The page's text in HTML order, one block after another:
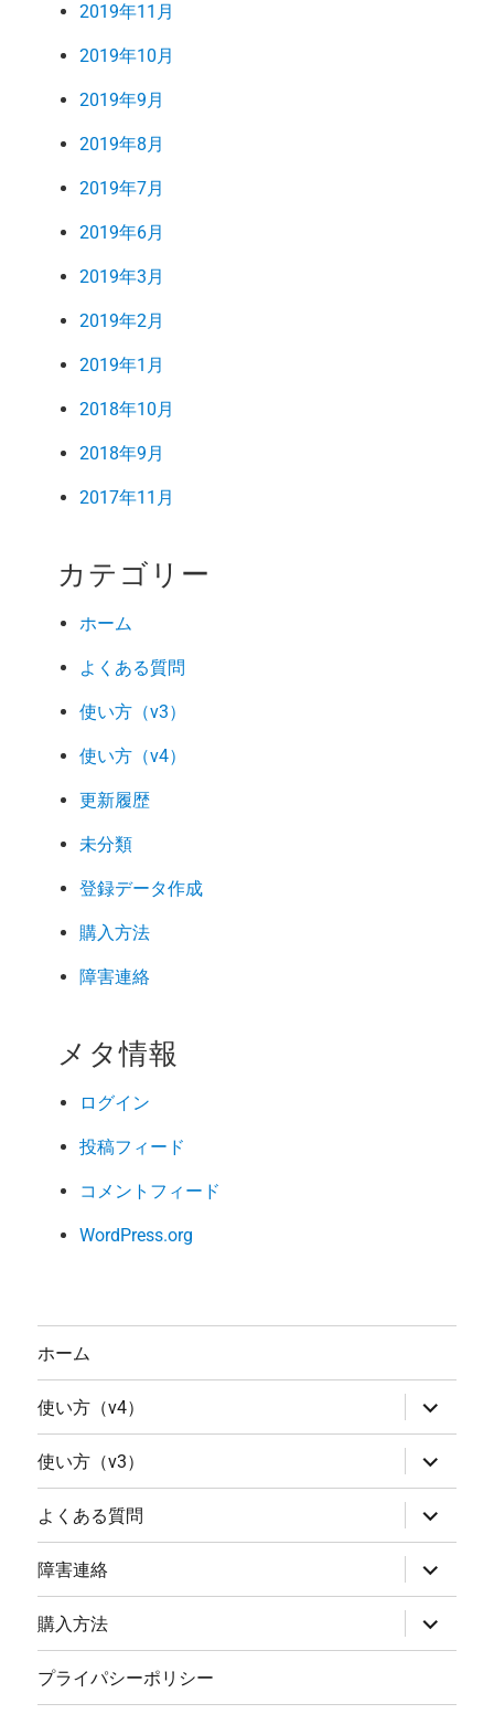
2019年11月
2019年10月
2019年9月
2019年8月
2019年7月
2019年6月
2019年3月
2019年2月
2019年1月
2018年10月
2018年9月
2017年11月
カテゴリー
ホーム
よくある質問
使い方（v3）
使い方（v4）
更新履歴
未分類
登録データ作成
購入方法
障害連絡
メタ情報
ログイン
投稿フィード
コメントフィード
WordPress.org
ホーム
使い方（v4）
ブ
メ
ニ
ュ
ー
を
展
開
使い方（v3）
ブ
メ
ニ
ュ
ー
を
展
開
よくある質問
ブ
メ
ニ
ュ
ー
を
展
開
障害連絡
ブ
メ
ニ
ュ
ー
開
購入方法
ブ
メ
ー
プライパシーポリシー